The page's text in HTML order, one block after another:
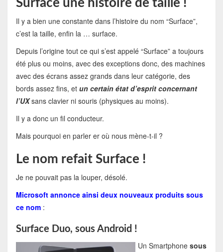
Surface une histoire de taille !
Il y a bien une constante dans l’histoire du nom “Surface”,
c’est la taille, enfin la … surface.
Depuis l’origine tout ce qui s’est appelé “Surface” a toujours
été plus ou moins, avec des exceptions donc, des machines
avec des écrans assez grands dans leur catégorie, des
bords assez fins, etun certain état d’esprit concernant
l’UXsans clavier ni souris (physiques au moins).
Il y a donc un fil conducteur.
Mais pourquoi en parler er où nous mène-t-il ?
Le nom refait Surface !
Je ne pouvait pas la louper, désolé.
Microsoft annonce ainsi deux nouveaux produits sous
ce nom:
Surface Duo, sous Android !
Un Smartphone sous